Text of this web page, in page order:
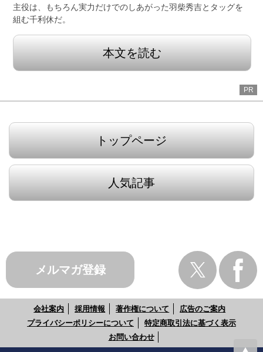
主役は、もちろん実力だけでのしあがった羽柴秀吉とタッグを
組む千利休だ。
本文を読む
PR
トップページ
人気記事
メルマガ登録
会社案内 採用情報 著作権について
広告のご案内
プライバシーポリシーについて
特定商取引法に基づく表示
お問い合わせ